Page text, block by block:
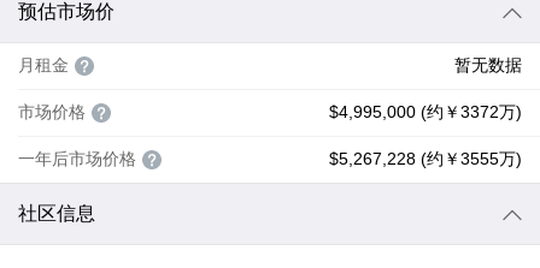
预估市场价
月租金 暂无数据
市场价格 $4,995,000 (约￥3372万)
一年后市场价格 $5,267,228 (约￥3555万)
社区信息